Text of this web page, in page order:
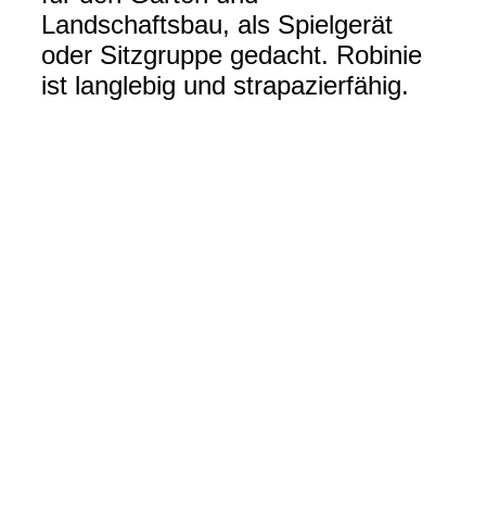
Landschaftsbau, als Spielgerät
oder Sitzgruppe gedacht. Robinie
ist langlebig und strapazierfähig.